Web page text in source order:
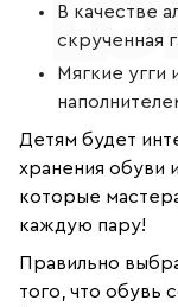
В качестве
скрученная
Мягкие угги
Детям будет
хранения обуви
которые
каждую пару!
Правильно
того, что обувь